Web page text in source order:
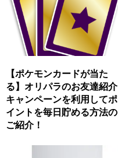
【ポケモンカードが当た
る】オリパラのお友達紹介
キャンペーンを利用してポ
イントを毎日貯める方法の
ご紹介！